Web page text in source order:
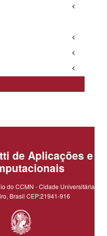
de Aplicações e
do CCMN - Cidade Universitária
Brasil CEP:21941-916